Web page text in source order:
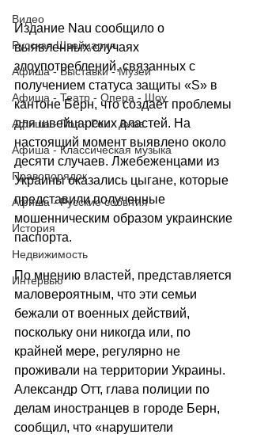
Видео
Русская Швейцария
Афиша - Выставки - Музеи
Афиша - Театр - Опера - Шоу
Афиша - Поп - Рок - Джаз
Афиша - Классическая музыка
Правопорядок
Афиша - Русские события
История
Недвижимость
Интервью
Издание Nau сообщило о
выявленных случаях
злоупотреблений, связанных с
получением статуса защиты «S» в
кантоне Берн, что создаёт проблемы
для швейцарских властей. На
настоящий момент выявлено около
десяти случаев. Лжебеженцами из
Украины оказались цыгане, которые
представили полученные
мошенническим образом украинские
паспорта.
По мнению властей, представляется
маловероятным, что эти семьи
бежали от военных действий,
поскольку они никогда или, по
крайней мере, регулярно не
проживали на территории Украины.
Александр Отт, глава полиции по
делам иностранцев в городе Берн,
сообщил, что «нарушители